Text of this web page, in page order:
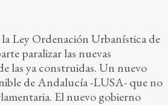
Ley Ordenación Urbanística de
paralizar las nuevas
las ya construidas. Un nuevo
de Andalucía -LUSA- que no
El nuevo gobierno